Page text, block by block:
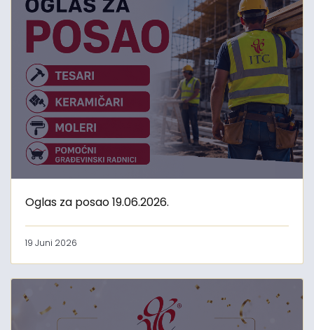
Oglas za posao 19.06.2026.
19 Juni 2026